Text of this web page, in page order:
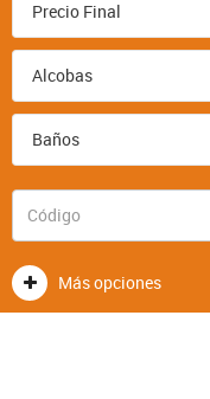
Más opciones